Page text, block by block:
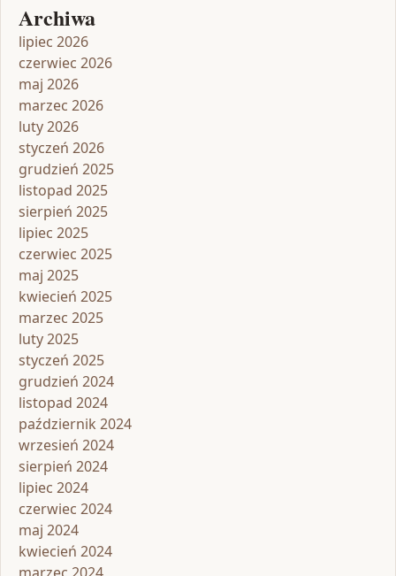
Archiwa
lipiec 2026
czerwiec 2026
maj 2026
marzec 2026
luty 2026
styczeń 2026
grudzień 2025
listopad 2025
sierpień 2025
lipiec 2025
czerwiec 2025
maj 2025
kwiecień 2025
marzec 2025
luty 2025
styczeń 2025
grudzień 2024
listopad 2024
październik 2024
wrzesień 2024
sierpień 2024
lipiec 2024
czerwiec 2024
maj 2024
kwiecień 2024